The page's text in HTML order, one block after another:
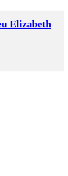
Elizabeth